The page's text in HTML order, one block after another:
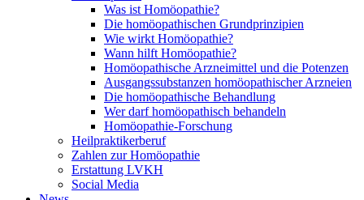
Was ist Homöopathie?
Die homöopathischen Grundprinzipien
Wie wirkt Homöopathie?
Wann hilft Homöopathie?
Homöopathische Arzneimittel und die Potenzen
Ausgangssubstanzen homöopathischer Arzneien
Die homöopathische Behandlung
Wer darf homöopathisch behandeln
Homöopathie-Forschung
Heilpraktikerberuf
Zahlen zur Homöopathie
Erstattung LVKH
Social Media